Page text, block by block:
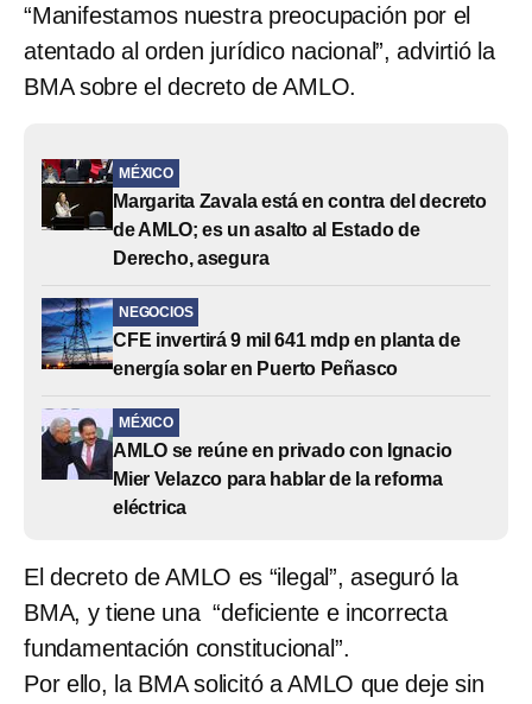
“Manifestamos nuestra preocupación por el
atentado al orden jurídico nacional”, advirtió la
BMA sobre el decreto de AMLO.
MÉXICO
Margarita Zavala está en contra del decreto
de AMLO; es un asalto al Estado de
Derecho, asegura
NEGOCIOS
CFE invertirá 9 mil 641 mdp en planta de
energía solar en Puerto Peñasco
MÉXICO
AMLO se reúne en privado con Ignacio
Mier Velazco para hablar de la reforma
eléctrica
El decreto de AMLO es “ilegal”, aseguró la
BMA, y tiene una “deficiente e incorrecta
fundamentación constitucional”.
Por ello, la BMA solicitó a AMLO que deje sin